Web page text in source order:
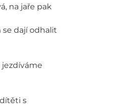
na jaře pak
se dají odhalit
jezdíváme
s